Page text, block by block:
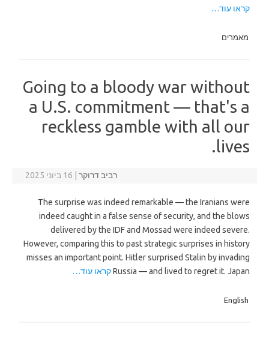
קראו עוד…
מאמרים
Going to a bloody war without
a U.S. commitment — that's a
reckless gamble with all our
lives.
רביב דרוקר 16 ביוני 2025
The surprise was indeed remarkable — the Iranians were
indeed caught in a false sense of security, and the blows
delivered by the IDF and Mossad were indeed severe.
However, comparing this to past strategic surprises in history
misses an important point. Hitler surprised Stalin by invading
Russia — and lived to regret it. Japanקראו עוד…
English